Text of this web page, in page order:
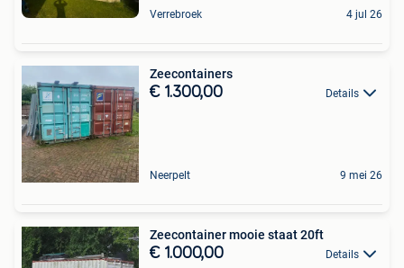
Verrebroek 4 jul 26
Zeecontainers
€ 1.300,00 Details
Neerpelt 9 mei 26
Zeecontainer mooie staat 20ft
€ 1.000,00 Details